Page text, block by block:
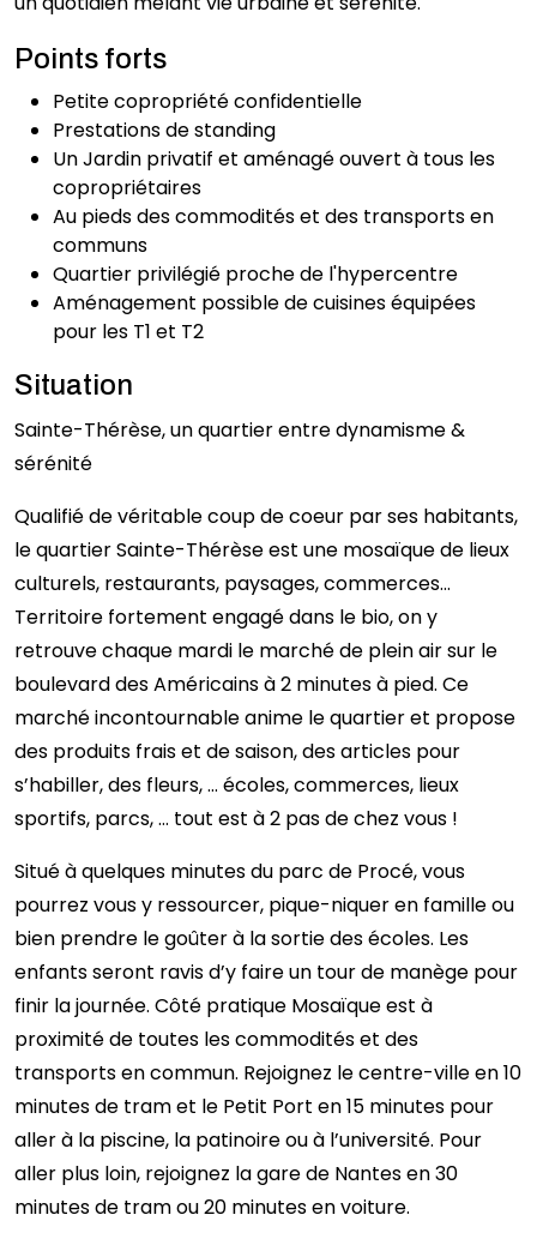
Points forts
Petite copropriété confidentielle
Prestations de standing
Un Jardin privatif et aménagé ouvert à tous les
copropriétaires
Au pieds des commodités et des transports en
communs
Quartier privilégié proche de l'hypercentre
Aménagement possible de cuisines équipées
pour les T1 et T2
Situation
Sainte-Thérèse, un quartier entre dynamisme &
sérénité
Qualifié de véritable coup de coeur par ses habitants,
le quartier Sainte-Thérèse est une mosaïque de lieux
culturels, restaurants, paysages, commerces…
Territoire fortement engagé dans le bio, on y
retrouve chaque mardi le marché de plein air sur le
boulevard des Américains à 2 minutes à pied. Ce
marché incontournable anime le quartier et propose
des produits frais et de saison, des articles pour
s’habiller, des fleurs, … écoles, commerces, lieux
sportifs, parcs, … tout est à 2 pas de chez vous !
Situé à quelques minutes du parc de Procé, vous
pourrez vous y ressourcer, pique-niquer en famille ou
bien prendre le goûter à la sortie des écoles. Les
enfants seront ravis d’y faire un tour de manège pour
finir la journée. Côté pratique Mosaïque est à
proximité de toutes les commodités et des
transports en commun. Rejoignez le centre-ville en 10
minutes de tram et le Petit Port en 15 minutes pour
aller à la piscine, la patinoire ou à l’université. Pour
aller plus loin, rejoignez la gare de Nantes en 30
minutes de tram ou 20 minutes en voiture.